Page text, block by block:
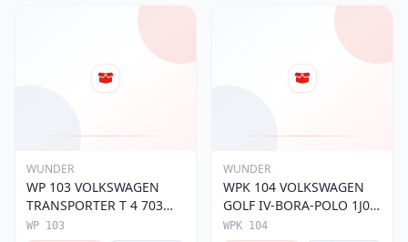
WUNDER
WP 103 VOLKSWAGEN
TRANSPORTER T 4 703
819 989 Polen Filtresi
WP 103
WUNDER
WPK 104 VOLKSWAGEN
GOLF IV-BORA-POLO 1J0
819 644 Polen Filtresi
WPK 104